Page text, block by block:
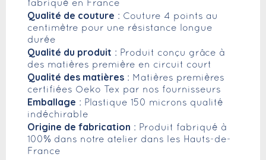
fabriqué en France
Qualité de couture : Couture 4 points au
centimètre pour une résistance longue
durée
Qualité du produit : Produit conçu grâce à
des matières première en circuit court
Qualité des matières : Matières premières
certifiées Oeko Tex par nos fournisseurs
Emballage : Plastique 150 microns qualité
indéchirable
Origine de fabrication : Produit fabriqué à
100% dans notre atelier dans les Hauts-de-
France